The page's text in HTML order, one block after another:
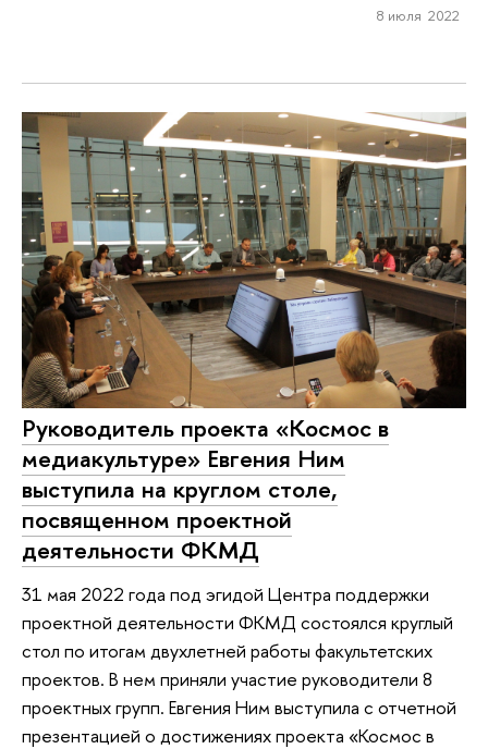
8 июля 2022
Руководитель проекта «Космос в
медиакультуре» Евгения Ним
выступила на круглом столе,
посвященном проектной
деятельности ФКМД
31 мая 2022 года под эгидой Центра поддержки
проектной деятельности ФКМД состоялся круглый
стол по итогам двухлетней работы факультетских
проектов. В нем приняли участие руководители 8
проектных групп. Евгения Ним выступила с отчетной
презентацией о достижениях проекта «Космос в